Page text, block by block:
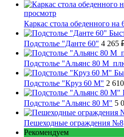
просмотр
Каркас стола обеденного на
Подстолье "Данте 60" 4 265
Подстолье "Альянс 80
Подстолье "Круз 60 М" 2
Подстолье "Альянс 80 М" 5
Пешеходные ограждения №8
Рекомендуем